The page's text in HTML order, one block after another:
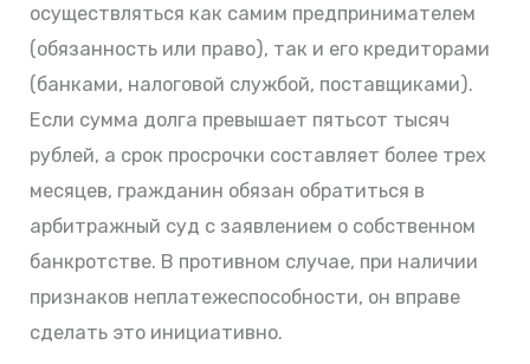
осуществляться как самим предпринимателем
(обязанность или право), так и его кредиторами
(банками, налоговой службой, поставщиками).
Если сумма долга превышает пятьсот тысяч
рублей, а срок просрочки составляет более трех
месяцев, гражданин обязан обратиться в
арбитражный суд с заявлением о собственном
банкротстве. В противном случае, при наличии
признаков неплатежеспособности, он вправе
сделать это инициативно.